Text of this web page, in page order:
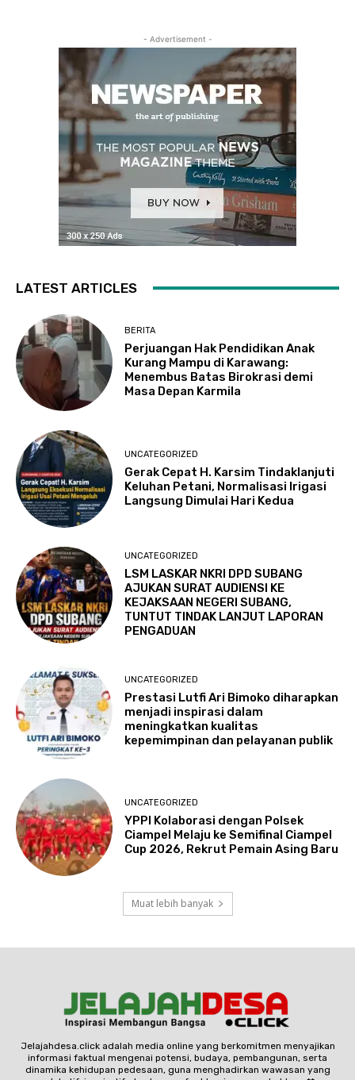
- Advertisement -
LATEST ARTICLES
BERITA
Perjuangan Hak Pendidikan Anak
Kurang Mampu di Karawang:
Menembus Batas Birokrasi demi
Masa Depan Karmila
UNCATEGORIZED
Gerak Cepat H. Karsim Tindaklanjuti
Keluhan Petani, Normalisasi Irigasi
Langsung Dimulai Hari Kedua
UNCATEGORIZED
LSM LASKAR NKRI DPD SUBANG
AJUKAN SURAT AUDIENSI KE
KEJAKSAAN NEGERI SUBANG,
TUNTUT TINDAK LANJUT LAPORAN
PENGADUAN
UNCATEGORIZED
Prestasi Lutfi Ari Bimoko diharapkan
menjadi inspirasi dalam
meningkatkan kualitas
kepemimpinan dan pelayanan publik
UNCATEGORIZED
YPPI Kolaborasi dengan Polsek
Ciampel Melaju ke Semifinal Ciampel
Cup 2026, Rekrut Pemain Asing Baru
Muat lebih banyak
Jelajahdesa.click adalah media online yang berkomitmen menyajikan
informasi faktual mengenai potensi, budaya, pembangunan, serta
dinamika kehidupan pedesaan, guna menghadirkan wawasan yang